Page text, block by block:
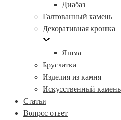
Диабаз
Галтованный камень
Декоративная крошка
Яшма
Брусчатка
Изделия из камня
Искусственный камень
Статьи
Вопрос ответ